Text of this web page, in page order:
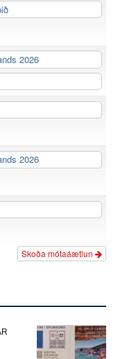
2026
2026
Skoða mótaáætlun